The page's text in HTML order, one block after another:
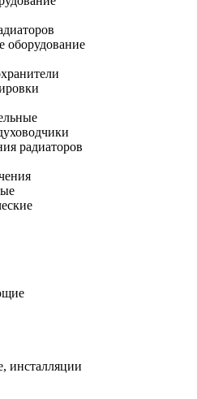
оборудование
радиаторов
инсталляции